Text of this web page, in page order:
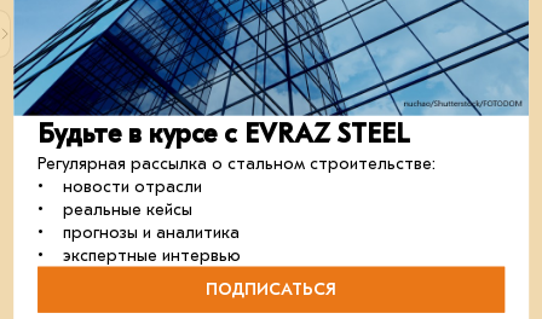
EVRAZ STEEL на выставке
«Металлоконструкции-2024»
Компании экосистемы стального строительства
поделились своими решениями, которые помогут
повысить эффективность работы предприятий
отрасли.
В мои событияВ моих событиях
металлоконструкции партнёрство
Будьте в курсе с EVRAZ STEEL
Регулярная рассылка о стальном строительстве:
• новости отрасли
• реальные кейсы
• прогнозы и аналитика
• экспертные интервью
ПОДПИСАТЬСЯ